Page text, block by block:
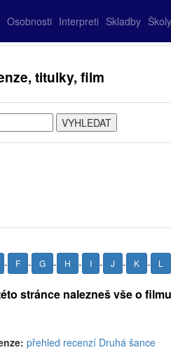
Osobnosti Interpreti Skladby Školy
titulky, film
- F - G - H - I - J - K - L
stránce nalezneš vše o
přehled recenzí Druhá šance